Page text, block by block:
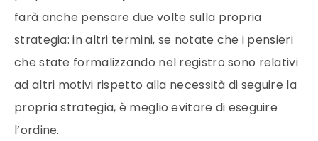
farà anche pensare due volte sulla propria
strategia: in altri termini, se notate che i pensieri
che state formalizzando nel registro sono relativi
ad altri motivi rispetto alla necessità di seguire la
propria strategia, è meglio evitare di eseguire
l’ordine.